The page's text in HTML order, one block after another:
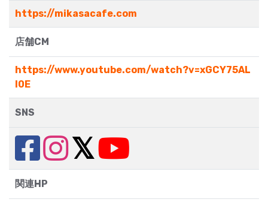
https://mikasacafe.com
店舗CM
https://www.youtube.com/watch?v=xGCY75AL
I0E
SNS
関連HP